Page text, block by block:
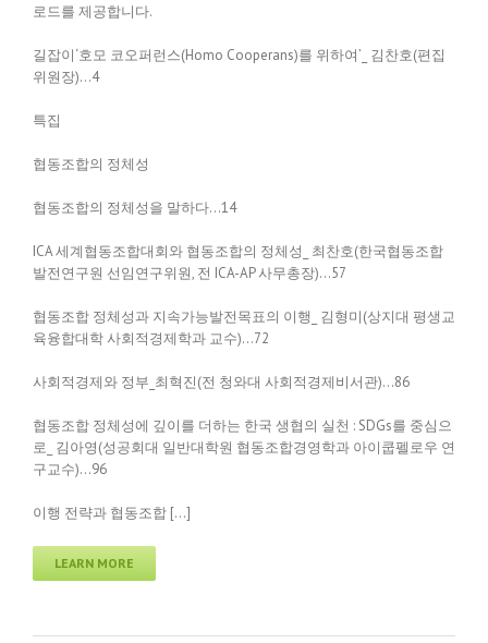
로드를 제공합니다.
길잡이‘호모 코오퍼런스(Homo Cooperans)를 위하여’_ 김찬호(편집
위원장)…4
특집
협동조합의 정체성
협동조합의 정체성을 말하다…14
ICA 세계협동조합대회와 협동조합의 정체성_ 최찬호(한국협동조합
발전연구원 선임연구위원, 전 ICA-AP 사무총장)…57
협동조합 정체성과 지속가능발전목표의 이행_ 김형미(상지대 평생교
육융합대학 사회적경제학과 교수)…72
사회적경제와 정부_최혁진(전 청와대 사회적경제비서관)…86
협동조합 정체성에 깊이를 더하는 한국 생협의 실천 : SDGs를 중심으
로_ 김아영(성공회대 일반대학원 협동조합경영학과 아이쿱펠로우 연
구교수)…96
이행 전략과 협동조합 […]
LEARN MORE